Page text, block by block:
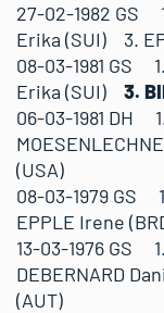
27-02-1982 GS
Erika (SUI) 3.
08-03-1981 GS
Erika (SUI)
3.
06-03-1981 DH
(USA)
08-03-1979 GS
EPPLE Irene
13-03-1976 GS
DEBERNARD
(AUT)